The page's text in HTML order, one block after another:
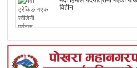
विहीन